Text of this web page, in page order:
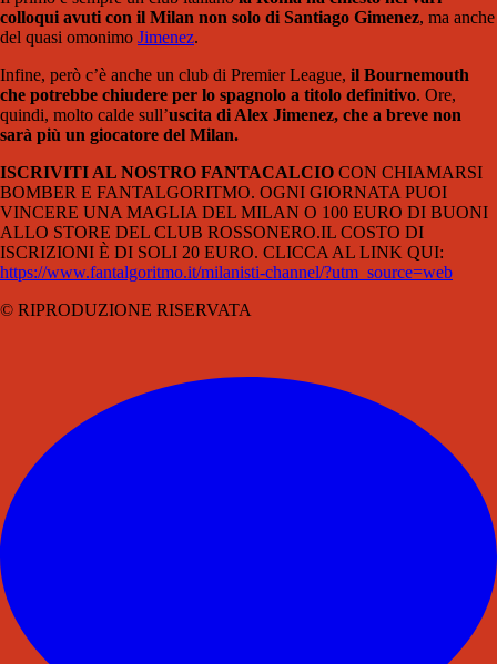
colloqui avuti con il Milan non solo di Santiago Gimenez, ma anche
del quasi omonimo Jimenez.
Infine, però c’è anche un club di Premier League, il Bournemouth
che potrebbe chiudere per lo spagnolo a titolo definitivo. Ore,
quindi, molto calde sull’uscita di Alex Jimenez, che a breve non
sarà più un giocatore del Milan.
ISCRIVITI AL NOSTRO FANTACALCIO CON CHIAMARSI
BOMBER E FANTALGORITMO. OGNI GIORNATA PUOI
VINCERE UNA MAGLIA DEL MILAN O 100 EURO DI BUONI
ALLO STORE DEL CLUB ROSSONERO.IL COSTO DI
ISCRIZIONI È DI SOLI 20 EURO. CLICCA AL LINK QUI:
https://www.fantalgoritmo.it/milanisti-channel/?utm_source=web
© RIPRODUZIONE RISERVATA